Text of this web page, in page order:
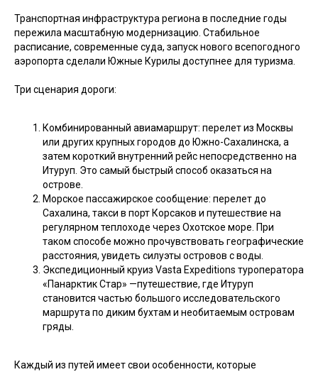
Транспортная инфраструктура региона в последние годы
пережила масштабную модернизацию. Стабильное
расписание, современные суда, запуск нового всепогодного
аэропорта сделали Южные Курилы доступнее для туризма.
Три сценария дороги:
Комбинированный авиамаршрут: перелет из Москвы
или других крупных городов до Южно-Сахалинска, а
затем короткий внутренний рейс непосредственно на
Итуруп. Это самый быстрый способ оказаться на
острове.
Морское пассажирское сообщение: перелет до
Сахалина, такси в порт Корсаков и путешествие на
регулярном теплоходе через Охотское море. При
таком способе можно прочувствовать географические
расстояния, увидеть силуэты островов с воды.
Экспедиционный круиз Vasta Expeditions туроператора
«Панарктик Стар» —путешествие, где Итуруп
становится частью большого исследовательского
маршрута по диким бухтам и необитаемым островам
гряды.
Каждый из путей имеет свои особенности, которые